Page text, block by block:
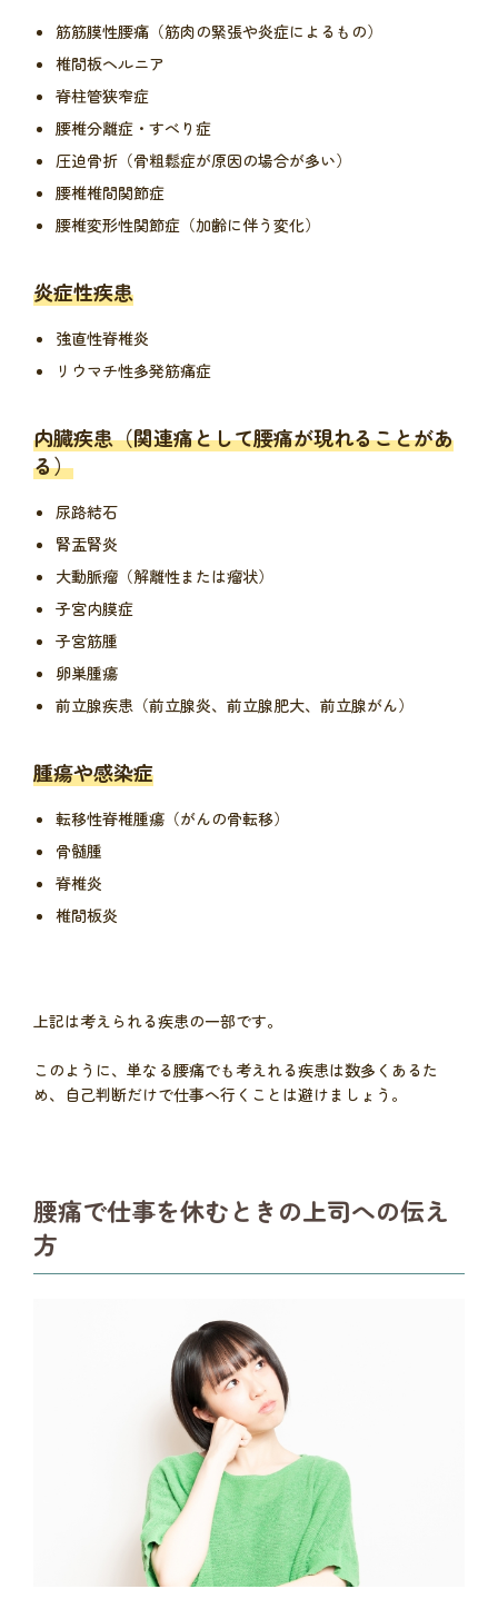
筋筋膜性腰痛（筋肉の緊張や炎症によるもの）
椎間板ヘルニア
脊柱管狭窄症
腰椎分離症・すべり症
圧迫骨折（骨粗鬆症が原因の場合が多い）
腰椎椎間関節症
腰椎変形性関節症（加齢に伴う変化）
炎症性疾患
強直性脊椎炎
リウマチ性多発筋痛症
内臓疾患（関連痛として腰痛が現れることがあ
る）
尿路結石
腎盂腎炎
大動脈瘤（解離性または瘤状）
子宮内膜症
子宮筋腫
卵巣腫瘍
前立腺疾患（前立腺炎、前立腺肥大、前立腺がん）
腫瘍や感染症
転移性脊椎腫瘍（がんの骨転移）
骨髄腫
脊椎炎
椎間板炎
上記は考えられる疾患の一部です。
このように、単なる腰痛でも考えれる疾患は数多くあるた
め、自己判断だけで仕事へ行くことは避けましょう。
腰痛で仕事を休むときの上司への伝え
方